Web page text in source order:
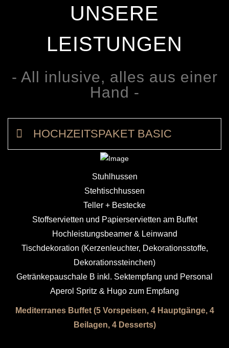
UNSERE
LEISTUNGEN
- All inlusive, alles aus einer
Hand -
HOCHZEITSPAKET BASIC
Stuhlhussen
Stehtischhussen
Teller + Bestecke
Stoffservietten und Papierservietten am Buffet
Hochleistungsbeamer & Leinwand
Tischdekoration (Kerzenleuchter, Dekorationsstoffe,
Dekorationssteinchen)
Getränkepauschale B inkl. Sektempfang und Personal
Aperol Spritz & Hugo zum Empfang
Mediterranes Buffet (5 Vorspeisen, 4 Hauptgänge, 4
Beilagen, 4 Desserts)